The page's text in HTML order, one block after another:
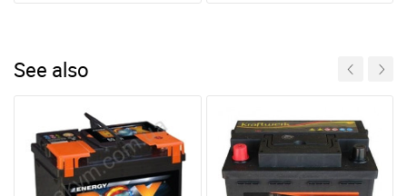
See also